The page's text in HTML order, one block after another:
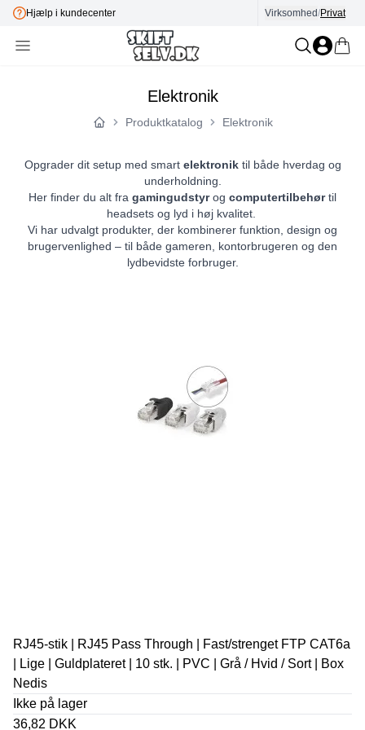
E-mærket Virksomhed/Privat
Elektronik
Forside
Produktkatalog Elektronik
Opgrader dit setup med smart elektronik til både hverdag og
underholdning.
Her finder du alt fra gamingudstyrog computertilbehørtil
headsets og lyd i høj kvalitet.
Vi har udvalgt produkter, der kombinerer funktion, design og
brugervenlighed – til både gameren, kontorbrugeren og den
lydbevidste forbruger.
RJ45-stik | RJ45 Pass Through | Fast/strenget FTP CAT6a
| Lige | Guldplateret | 10 stk. | PVC | Grå / Hvid / Sort | Box
Nedis
Ikke på lager
36,82 DKK